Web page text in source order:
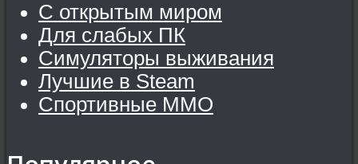
С открытым миром
Для слабых ПК
Симуляторы выживания
Лучшие в Steam
Спортивные MMO